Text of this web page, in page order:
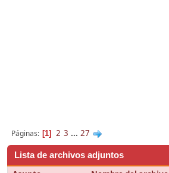
Páginas 1 2 3 ... 27
Lista de archivos adjuntos